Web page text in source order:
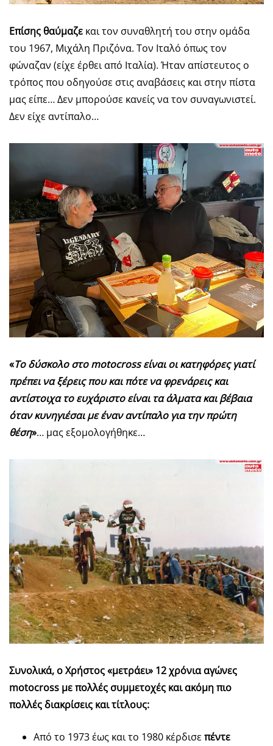
Επίσης θαύμαζε και τον συναθλητή του στην ομάδα
του 1967, Μιχάλη Πριζόνα. Τον Ιταλό όπως τον
φώναζαν (είχε έρθει από Ιταλία). Ήταν απίστευτος ο
τρόπος που οδηγούσε στις αναβάσεις και στην πίστα
μας είπε… Δεν μπορούσε κανείς να τον συναγωνιστεί.
Δεν είχε αντίπαλο…
«Το δύσκολο στοmotocrossείναι οι κατηφόρες γιατί
πρέπει να ξέρεις που και πότε να φρενάρεις και
αντίστοιχα το ευχάριστο είναι τα άλματα και βέβαια
όταν κυνηγιέσαι με έναν αντίπαλο για την πρώτη
θέση»… μας εξομολογήθηκε…
Συνολικά, ο Χρήστος «μετράει» 12 χρόνια αγώνες
motocross με πολλές συμμετοχές και ακόμη πιο
πολλές διακρίσεις και τίτλους:
Από το 1973 έως και το 1980 κέρδισε πέντε